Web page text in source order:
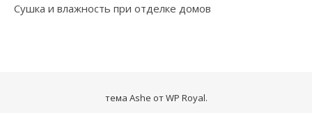
Сушка и влажность при отделке домов
тема Ashe отWP Royal.